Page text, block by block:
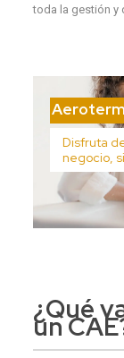
toda la gestión y
Disfruta
negocio,
¿Qué
un